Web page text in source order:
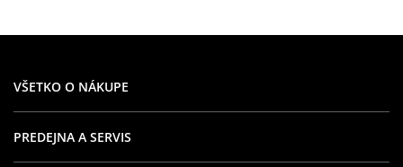
VŠETKO O NÁKUPE
PREDEJNA A SERVIS